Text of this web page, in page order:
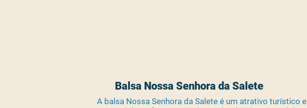
Balsa Nossa Senhora da Salete
A balsa Nossa Senhora da Salete é um atrativo turístico e